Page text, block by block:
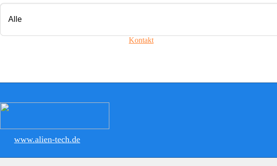
Kontakt
www.alien-tech.de